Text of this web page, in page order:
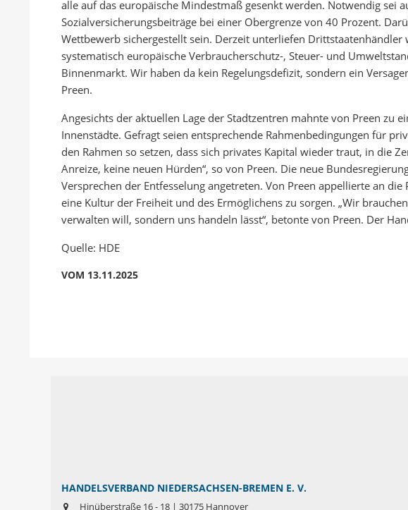
alle auf das europäische Mindestmaß gesenkt werden. Notwendig sei
Sozialversicherungsbeiträge bei einer Obergrenze von 40 Prozent.
Wettbewerb sichergestellt sein. Derzeit unterliefen Drittstaatenhändler
systematisch europäische Verbraucherschutz-, Steuer- und
Binnenmarkt. Wir haben da kein Regelungsdefizit, sondern ein
Preen.
Angesichts der aktuellen Lage der Stadtzentren mahnte von Preen zu
Innenstädte. Gefragt seien entsprechende Rahmenbedingungen für
den Rahmen so setzen, dass sich privates Kapital wieder traut, in die
Anreize, keine neuen Hürden“, so von Preen. Die neue
Versprechen der Entfesselung angetreten. Von Preen appellierte an
eine Kultur der Freiheit und des Ermöglichens zu sorgen. „Wir
verwalten will, sondern uns handeln lässt“, betonte von Preen. Der
Quelle: HDE
VOM 13.11.2025
HANDELSVERBAND NIEDERSACHSEN-BREMEN E. V.
Hinüberstraße 16 - 18 | 30175 Hannover